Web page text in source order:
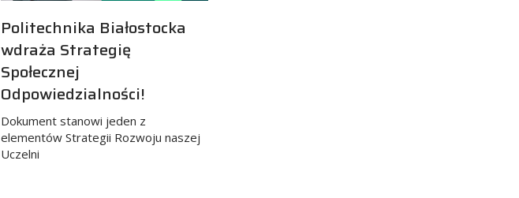
Politechnika Białostocka
wdraża Strategię
Społecznej
Odpowiedzialności!
Dokument stanowi jeden z
elementów Strategii Rozwoju naszej
Uczelni